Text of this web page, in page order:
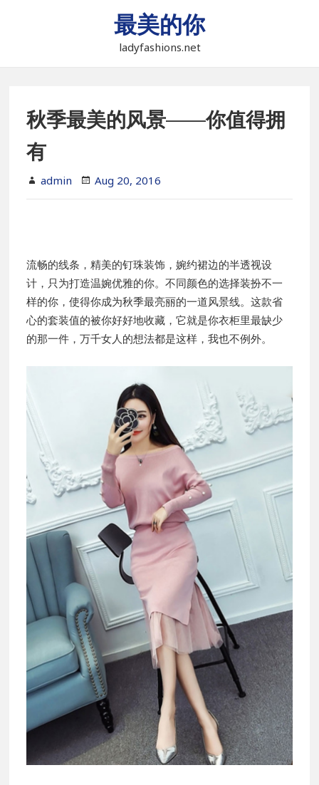
最美的你
ladyfashions.net
秋季最美的风景——你值得拥
有
admin Aug 20, 2016
流畅的线条，精美的钉珠装饰，婉约裙边的半透视设
计，只为打造温婉优雅的你。不同颜色的选择装扮不一
样的你，使得你成为秋季最亮丽的一道风景线。这款省
心的套装值的被你好好地收藏，它就是你衣柜里最缺少
的那一件，万千女人的想法都是这样，我也不例外。